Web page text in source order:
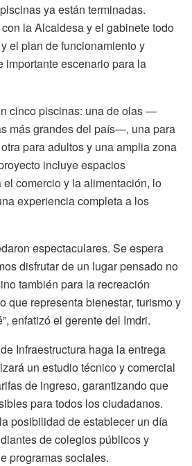
ya están terminadas.
la Alcaldesa y el gabinete todo
el plan de funcionamiento y
importante escenario para la
cinco piscinas: una de olas —
más grandes del país—, una para
para adultos y una amplia zona
incluye espacios
comercio y la alimentación, lo
experiencia completa a los
espectaculares. Se espera
disfrutar de un lugar pensado no
también para la recreación
que representa bienestar, turismo y
enfatizó el gerente del Imdri.
Infraestructura haga la entrega
un estudio técnico y comercial
de ingreso, garantizando que
para todos los ciudadanos.
posibilidad de establecer un día
de colegios públicos y
programas sociales.